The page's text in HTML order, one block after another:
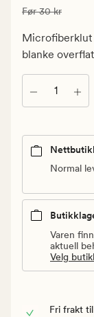
15
kr.
Vanlig
Vanlig pris
Før30 kr
Microfiberklut
blanke
Antall
Normal
Varen
aktuell
Velg
Fri frakt